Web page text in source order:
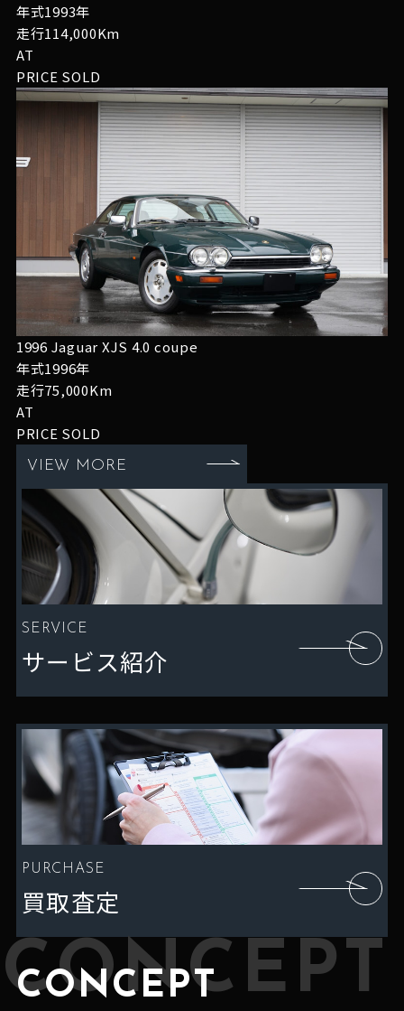
年式1993年
走行114,000Km
AT
PRICE SOLD
1996 Jaguar XJS 4.0 coupe
年式1996年
走行75,000Km
AT
PRICE SOLD
VIEW MORE
SERVICE
サービス紹介
PURCHASE
買取査定
CONCEPT
CONCEPT